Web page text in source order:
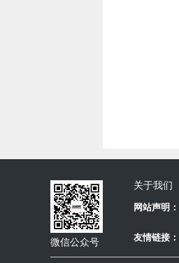
微信公众号
关于我们
网站声明：
友情链接：